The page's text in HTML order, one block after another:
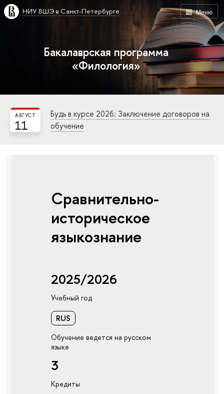
Меню
НИУ ВШЭ в Санкт-Петербурге
Бакалаврская программа
«Филология»
11
АВГУСТ
Будь в курсе 2026: Заключение договоров на
обучение
Сравнительно-
историческое
языкознание
2025/2026
Учебный год
RUS
Обучение ведется на русском
языке
3
Кредиты